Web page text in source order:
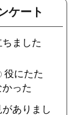
ケート
ました
役にたた
かった
ありまし